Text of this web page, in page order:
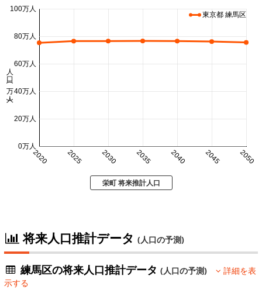
2020 2025 2030 2035 2040 2045 2050
0万人
20万人
40万人
60万人
80万人
100万人
人口 (万人)
東京都 練馬区
栄町 将来推計人口
将来人口推計データ (人口の予測)
練馬区の将来人口推計データ(人口の予測)
詳細を表
示する